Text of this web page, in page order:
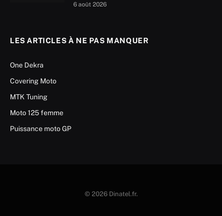
6 août 2026
LES ARTICLES À NE PAS MANQUER
One Dekra
Covering Moto
MTK Tuning
Moto 125 femme
Puissance moto GP
© 2026 Dinatel.fr.